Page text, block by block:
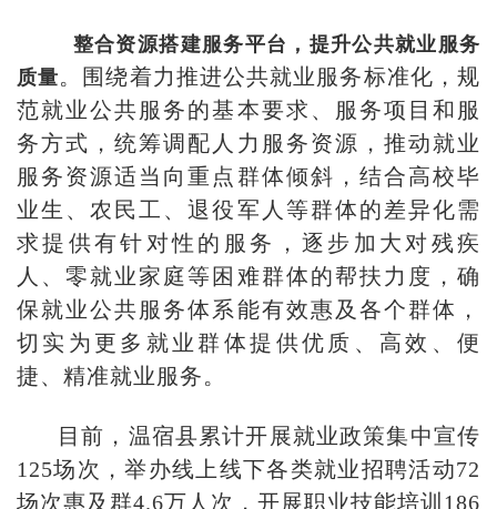
整合资源搭建服务平台，提升公共就业服务
质量。围绕着力推进公共就业服务标准化，规
范就业公共服务的基本要求、服务项目和服
务方式，统筹调配人力服务资源，推动就业
服务资源适当向重点群体倾斜，结合高校毕
业生、农民工、退役军人等群体的差异化需
求提供有针对性的服务，逐步加大对残疾
人、零就业家庭等困难群体的帮扶力度，确
保就业公共服务体系能有效惠及各个群体，
切实为更多就业群体提供优质、高效、便
捷、精准就业服务。
目前，温宿县累计开展就业政策集中宣传
125场次，举办线上线下各类就业招聘活动72
场次惠及群4.6万人次，开展职业技能培训186